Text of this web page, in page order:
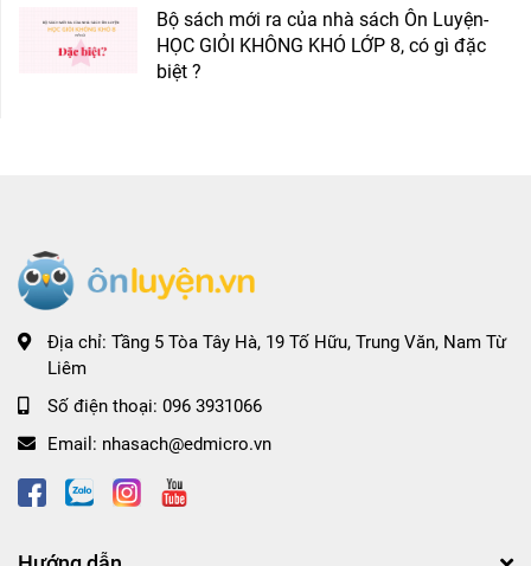
Bộ sách mới ra của nhà sách Ôn Luyện-
HỌC GIỎI KHÔNG KHÓ LỚP 8, có gì đặc
biệt ?
Địa chỉ: Tầng 5 Tòa Tây Hà, 19 Tố Hữu, Trung Văn, Nam Từ
Liêm
Số điện thoại: 096 3931066
Email: nhasach@edmicro.vn